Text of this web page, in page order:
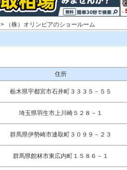
> （株）オリンピアのショールーム
住所
栃木県宇都宮市石井町３３３５－５５
埼玉県羽生市上川崎５２８－１
群馬県伊勢崎市連取町３０９９－２３
群馬県館林市東広内町１５８６－１